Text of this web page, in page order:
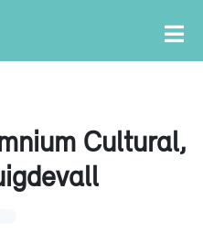
Cultural,